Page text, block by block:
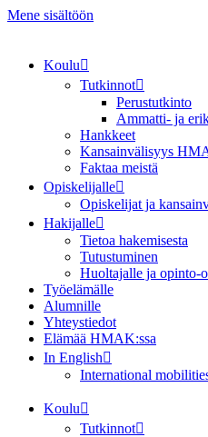
Mene sisältöön
Koulu
Tutkinnot
Perustutkinto
Ammatti- ja
Hankkeet
Kansainvälisyys
Faktaa meistä
Opiskelijalle
Opiskelijat ja
Hakijalle
Tietoa hakemisesta
Tutustuminen
Huoltajalle ja opinto-
Työelämälle
Alumnille
Yhteystiedot
Elämää HMAK:ssa
In English
International
Koulu
Tutkinnot